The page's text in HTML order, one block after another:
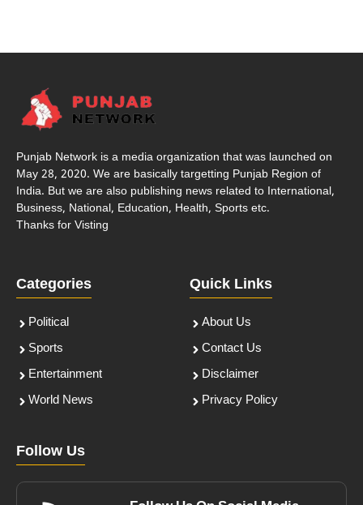
Punjab Network is a media organization that was launched on
May 28, 2020. We are basically targetting Punjab Region of
India. But we are also publishing news related to International,
Business, National, Education, Health, Sports etc.
Thanks for Visting
Categories
Political
Sports
Entertainment
World News
Quick Links
About Us
Contact Us
Disclaimer
Privacy Policy
Follow Us